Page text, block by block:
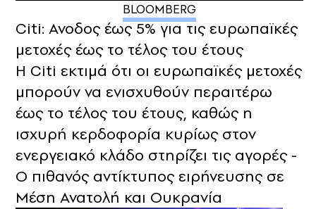
BLOOMBERG
Citi: Ανοδος έως 5% για τις ευρωπαϊκές
μετοχές έως το τέλος του έτους
Η Citi εκτιμά ότι οι ευρωπαϊκές μετοχές
μπορούν να ενισχυθούν περαιτέρω
έως το τέλος του έτους, καθώς η
ισχυρή κερδοφορία κυρίως στον
ενεργειακό κλάδο στηρίζει τις αγορές -
O πιθανός αντίκτυπος ειρήνευσης σε
Μέση Ανατολή και Ουκρανία